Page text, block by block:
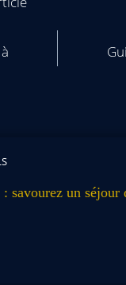
savourez un séjour